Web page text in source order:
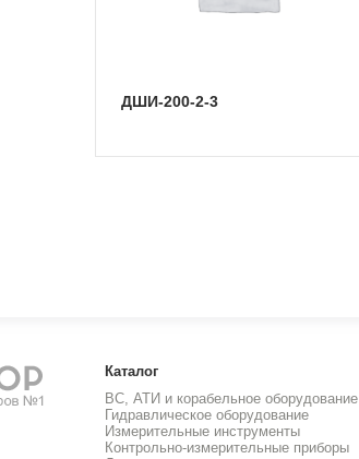
ДШИ-200-2-3
Каталог
ВС, АТИ и корабельное оборудование
Гидравлическое оборудование
Измерительные инструменты
Контрольно-измерительные приборы